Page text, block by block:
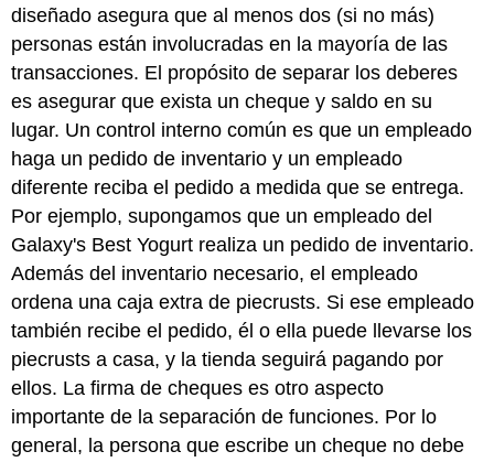
diseñado asegura que al menos dos (si no más)
personas están involucradas en la mayoría de las
transacciones. El propósito de separar los deberes
es asegurar que exista un cheque y saldo en su
lugar. Un control interno común es que un empleado
haga un pedido de inventario y un empleado
diferente reciba el pedido a medida que se entrega.
Por ejemplo, supongamos que un empleado del
Galaxy's Best Yogurt realiza un pedido de inventario.
Además del inventario necesario, el empleado
ordena una caja extra de piecrusts. Si ese empleado
también recibe el pedido, él o ella puede llevarse los
piecrusts a casa, y la tienda seguirá pagando por
ellos. La firma de cheques es otro aspecto
importante de la separación de funciones. Por lo
general, la persona que escribe un cheque no debe